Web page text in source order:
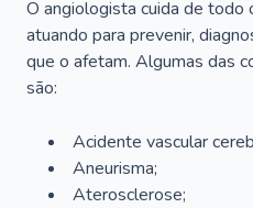
O angiologista cuida de todo
atuando para prevenir,
que o afetam. Algumas das
são:
Acidente vascular
Aneurisma;
Aterosclerose;